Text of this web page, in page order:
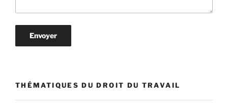
THÉMATIQUES DU DROIT DU TRAVAIL